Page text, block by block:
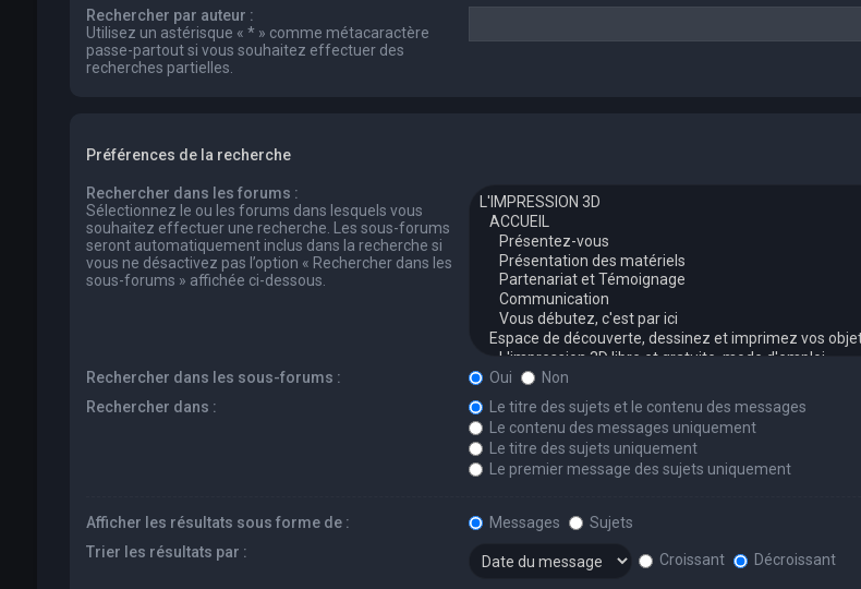
Rechercher par auteur :
Utilisez un astérisque « * » comme métacaractère
passe-partout si vous souhaitez effectuer des
recherches partielles.
Préférences de la recherche
Rechercher dans les forums :
Sélectionnez le ou les forums dans lesquels vous
souhaitez effectuer une recherche. Les sous-forums
seront automatiquement inclus dans la recherche si
vous ne désactivez pas l’option « Rechercher dans les
sous-forums » affichée ci-dessous.
Rechercher dans les sous-forums : Oui
Non
Rechercher dans :
Le titre des sujets et le contenu des messages
Le contenu des messages uniquement
Le titre des sujets uniquement
Le premier message des sujets uniquement
Afficher les résultats sous forme de : Messages
Sujets
Trier les résultats par :
Croissant Décroissant